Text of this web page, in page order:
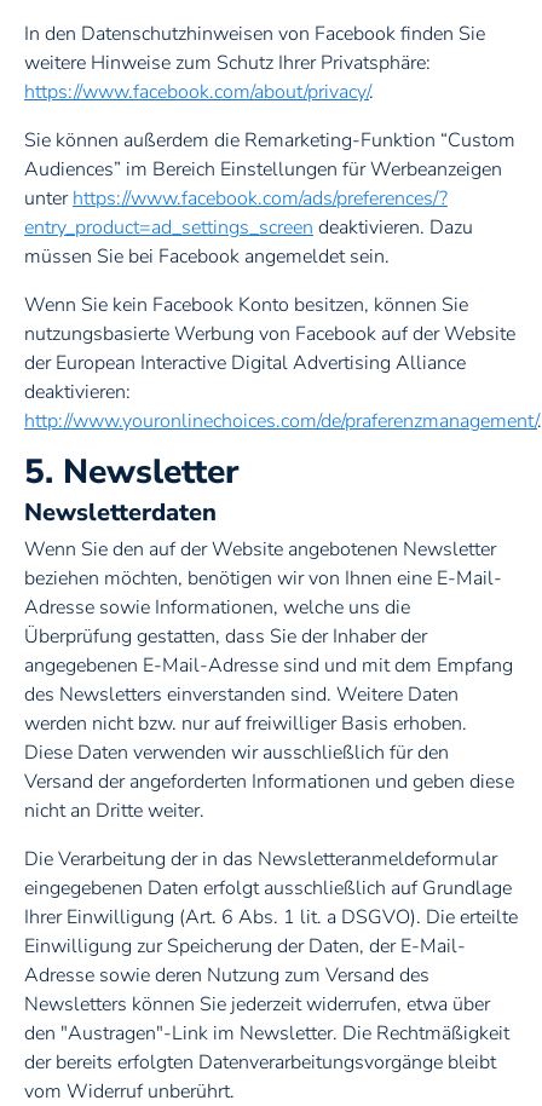
In den Datenschutzhinweisen von Facebook finden Sie
weitere Hinweise zum Schutz Ihrer Privatsphäre:
https://www.facebook.com/about/privacy/.
Sie können außerdem die Remarketing-Funktion “Custom
Audiences” im Bereich Einstellungen für Werbeanzeigen
unterhttps://www.facebook.com/ads/preferences/?
entry_product=ad_settings_screen deaktivieren. Dazu
müssen Sie bei Facebook angemeldet sein.
Wenn Sie kein Facebook Konto besitzen, können Sie
nutzungsbasierte Werbung von Facebook auf der Website
der European Interactive Digital Advertising Alliance
deaktivieren:
http://www.youronlinechoices.com/de/praferenzmanagement/.
5. Newsletter
Newsletterdaten
Wenn Sie den auf der Website angebotenen Newsletter
beziehen möchten, benötigen wir von Ihnen eine E-Mail-
Adresse sowie Informationen, welche uns die
Überprüfung gestatten, dass Sie der Inhaber der
angegebenen E-Mail-Adresse sind und mit dem Empfang
des Newsletters einverstanden sind. Weitere Daten
werden nicht bzw. nur auf freiwilliger Basis erhoben.
Diese Daten verwenden wir ausschließlich für den
Versand der angeforderten Informationen und geben diese
nicht an Dritte weiter.
Die Verarbeitung der in das Newsletteranmeldeformular
eingegebenen Daten erfolgt ausschließlich auf Grundlage
Ihrer Einwilligung (Art. 6 Abs. 1 lit. a DSGVO). Die erteilte
Einwilligung zur Speicherung der Daten, der E-Mail-
Adresse sowie deren Nutzung zum Versand des
Newsletters können Sie jederzeit widerrufen, etwa über
den "Austragen"-Link im Newsletter. Die Rechtmäßigkeit
der bereits erfolgten Datenverarbeitungsvorgänge bleibt
vom Widerruf unberührt.